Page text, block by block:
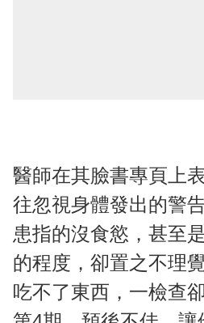
醫師在其臉書專頁上
往忽視身體發出的警
患指的沒食慾，甚至
的程度，卻置之不理
吃不了東西，一檢查